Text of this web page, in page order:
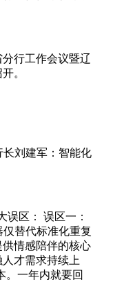
行工作会议暨辽
。
刘建军：智能化
误区： 误区一：
替代标准化重复
情感陪伴的核心
才需求持续上
。一年内就要回